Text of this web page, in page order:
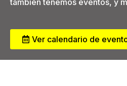
también tenemos eventos, y
Ver calendario de